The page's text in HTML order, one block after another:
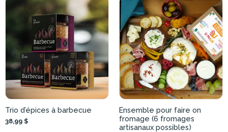
Trio d’épices à barbecue
38,99 $
Ensemble pour faire on
fromage (6 fromages
artisanaux possibles)